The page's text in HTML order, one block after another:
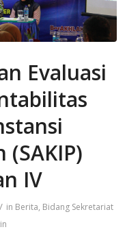
Evaluasi
IV
/ in Berita, Bidang Sekretariat